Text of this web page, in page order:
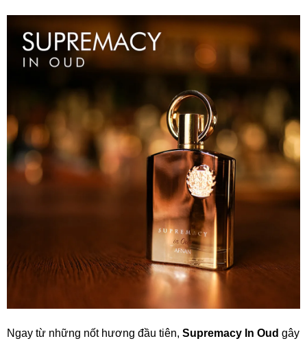
Ngay từ những nốt hương đầu tiên, Supremacy In Oud gây